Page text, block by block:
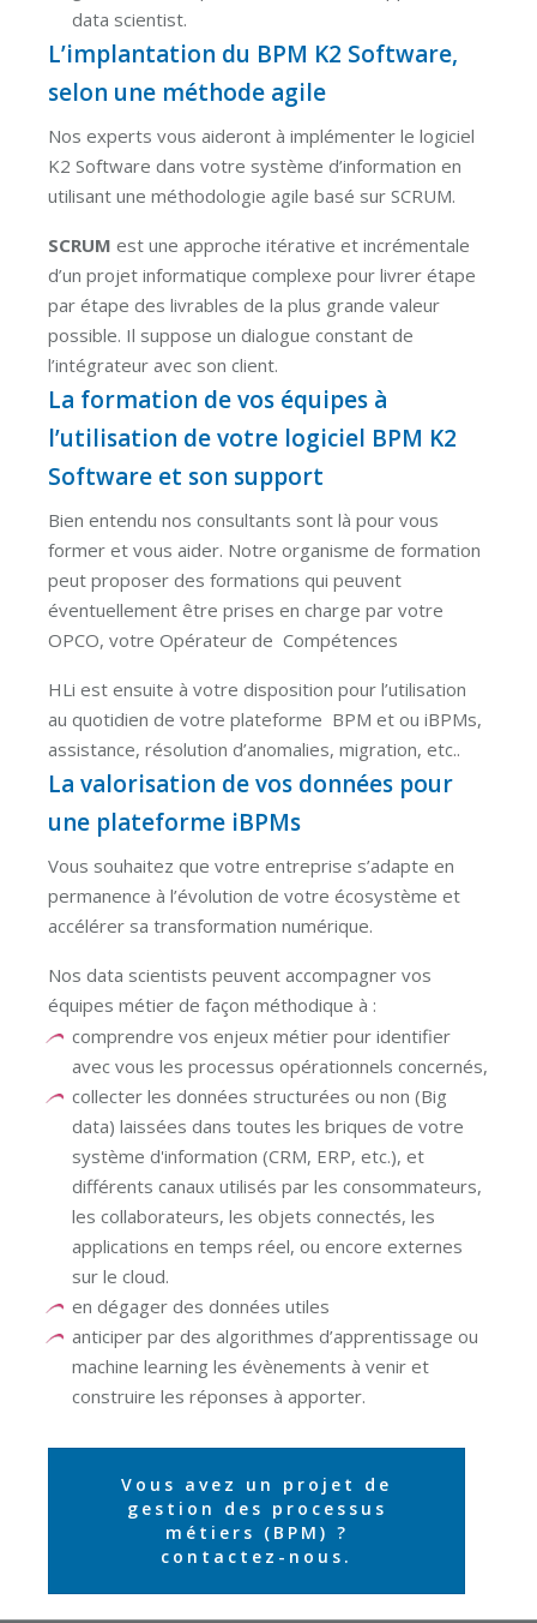
data scientist.
L’implantation du BPM K2 Software,
selon une méthode agile
Nos experts vous aideront à implémenter le logiciel
K2 Software dans votre système d’information en
utilisant une méthodologie agile basé sur SCRUM.
SCRUM est une approche itérative et incrémentale
d’un projet informatique complexe pour livrer étape
par étape des livrables de la plus grande valeur
possible. Il suppose un dialogue constant de
l’intégrateur avec son client.
La formation de vos équipes à
l’utilisation de votre logiciel BPM K2
Software et son support
Bien entendu nos consultants sont là pour vous
former et vous aider. Notre organisme de formation
peut proposer des formations qui peuvent
éventuellement être prises en charge par votre
OPCO, votre Opérateur de Compétences
HLi est ensuite à votre disposition pour l’utilisation
au quotidien de votre plateforme BPM et ou iBPMs,
assistance, résolution d’anomalies, migration, etc..
La valorisation de vos données pour
une plateforme iBPMs
Vous souhaitez que votre entreprise s’adapte en
permanence à l’évolution de votre écosystème et
accélérer sa transformation numérique.
Nos data scientists peuvent accompagner vos
équipes métier de façon méthodique à :
comprendre vos enjeux métier pour identifier
avec vous les processus opérationnels concernés,
collecter les données structurées ou non (Big
data) laissées dans toutes les briques de votre
système d'information (CRM, ERP, etc.), et
différents canaux utilisés par les consommateurs,
les collaborateurs, les objets connectés, les
applications en temps réel, ou encore externes
sur le cloud.
en dégager des données utiles
anticiper par des algorithmes d’apprentissage ou
machine learning les évènements à venir et
construire les réponses à apporter.
Vous avez un projet de
gestion des processus
métiers (BPM) ?
contactez-nous.